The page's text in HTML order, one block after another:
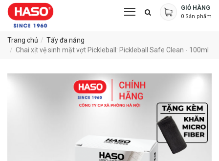
GIỎ HÀNG
0 Sản phẩm
Trang chủ
Tẩy đa năng
Chai xịt vệ sinh mặt vợt Pickleball: Pickleball Safe Clean - 100ml